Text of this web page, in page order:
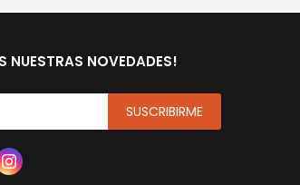
NUESTRAS NOVEDADES!
SUSCRIBIRME
